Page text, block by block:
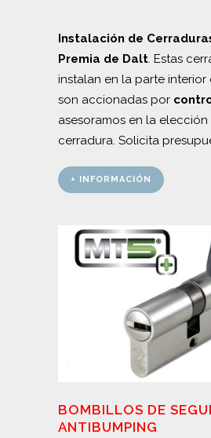
Instalación de
Premia de Dalt. Estas
instalan en la parte
son accionadas por
asesoramos en la
cerradura. Solicita
+ INFORMACIÓN
BOMBILLOS DE
ANTIBUMPING